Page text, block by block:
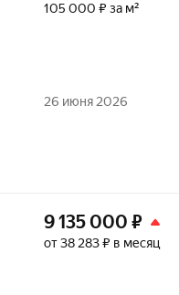
105 000 ₽ за м²
26 июня 2026
9 135 000 ₽
от 38 283 ₽ в месяц